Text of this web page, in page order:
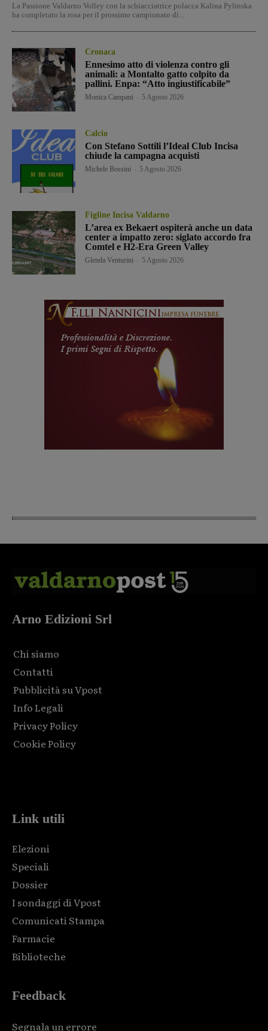
La Passione Valdarno Volley con la schiacciatrice polacca Kalina Pylinska
ha completato la rosa per il prossimo campionato di...
Cronaca
Ennesimo atto di violenza contro gli
animali: a Montalto gatto colpito da
pallini. Enpa: “Atto ingiustificabile”
Monica Campani 5 Agosto 2026
Calcio
Con Stefano Sottili l’Ideal Club Incisa
chiude la campagna acquisti
Michele Bossini 5 Agosto 2026
Figline Incisa Valdarno
L’area ex Bekaert ospiterà anche un data
center a impatto zero: siglato accordo fra
Comtel e H2-Era Green Valley
Glenda Venturini 5 Agosto 2026
Arno Edizioni Srl
Chi siamo
Contatti
Pubblicità su Vpost
Info Legali
Privacy Policy
Cookie Policy
Link utili
Elezioni
Speciali
Dossier
I sondaggi di Vpost
Comunicati Stampa
Farmacie
Biblioteche
Feedback
Segnala un errore